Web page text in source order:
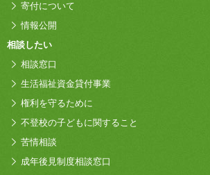
寄付について
情報公開
相談したい
相談窓口
生活福祉資金貸付事業
権利を守るために
不登校の子どもに関すること
苦情相談
成年後見制度相談窓口